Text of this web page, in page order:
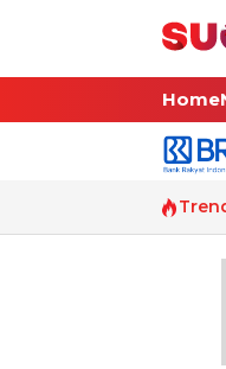
Home